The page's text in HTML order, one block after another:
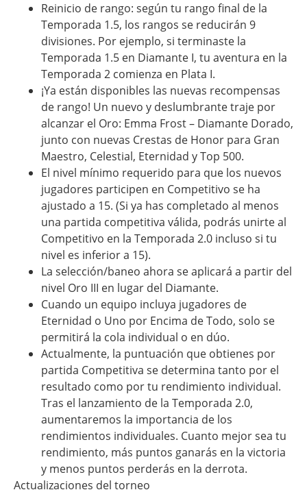
Reinicio de rango: según tu rango final de la
Temporada 1.5, los rangos se reducirán 9
divisiones. Por ejemplo, si terminaste la
Temporada 1.5 en Diamante I, tu aventura en la
Temporada 2 comienza en Plata I.
¡Ya están disponibles las nuevas recompensas
de rango! Un nuevo y deslumbrante traje por
alcanzar el Oro: Emma Frost – Diamante Dorado,
junto con nuevas Crestas de Honor para Gran
Maestro, Celestial, Eternidad y Top 500.
El nivel mínimo requerido para que los nuevos
jugadores participen en Competitivo se ha
ajustado a 15. (Si ya has completado al menos
una partida competitiva válida, podrás unirte al
Competitivo en la Temporada 2.0 incluso si tu
nivel es inferior a 15).
La selección/baneo ahora se aplicará a partir del
nivel Oro III en lugar del Diamante.
Cuando un equipo incluya jugadores de
Eternidad o Uno por Encima de Todo, solo se
permitirá la cola individual o en dúo.
Actualmente, la puntuación que obtienes por
partida Competitiva se determina tanto por el
resultado como por tu rendimiento individual.
Tras el lanzamiento de la Temporada 2.0,
aumentaremos la importancia de los
rendimientos individuales. Cuanto mejor sea tu
rendimiento, más puntos ganarás en la victoria
y menos puntos perderás en la derrota.
Actualizaciones del torneo